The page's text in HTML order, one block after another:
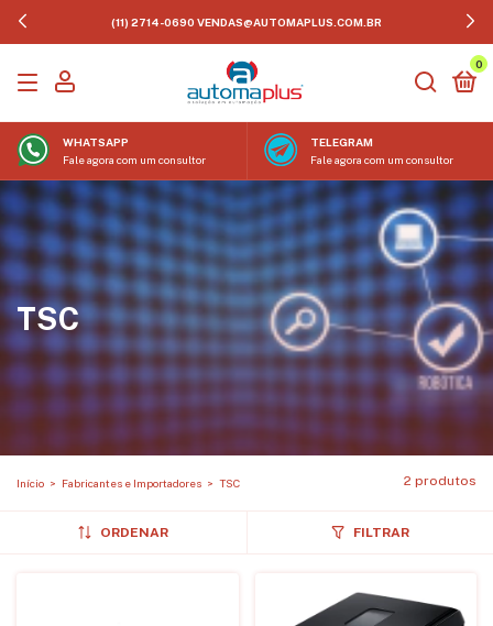
(11) 2714-0690 VENDAS@AUTOMAPLUS.COM.BR
0
WHATSAPP
Fale agora com um consultor
TELEGRAM
Fale agora com um consultor
TSC
Início > Fabricantes e Importadores > TSC 2 produtos
ORDENAR FILTRAR